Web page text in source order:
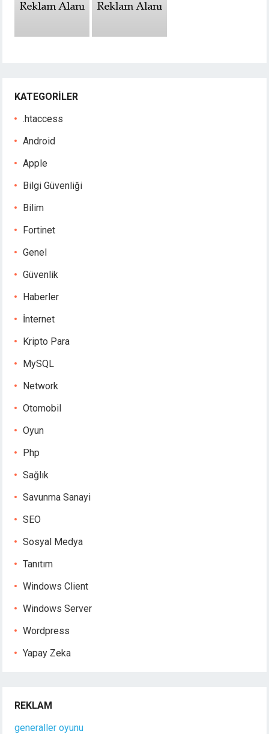
KATEGORILER
.htaccess
Android
Apple
Bilgi Güvenliği
Bilim
Fortinet
Genel
Güvenlik
Haberler
İnternet
Kripto Para
MySQL
Network
Otomobil
Oyun
Php
Sağlık
Savunma Sanayi
SEO
Sosyal Medya
Tanıtım
Windows Client
Windows Server
Wordpress
Yapay Zeka
REKLAM
generaller oyunu